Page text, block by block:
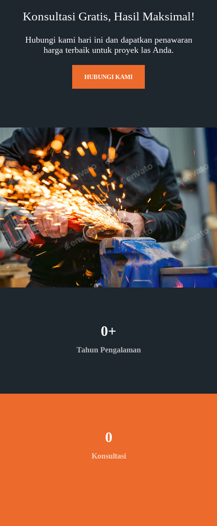
Konsultasi Gratis, Hasil Maksimal!
Hubungi kami hari ini dan dapatkan penawaran
harga terbaik untuk proyek las Anda.
HUBUNGI KAMI
Tahun Pengalaman
0+
Konsultasi
0